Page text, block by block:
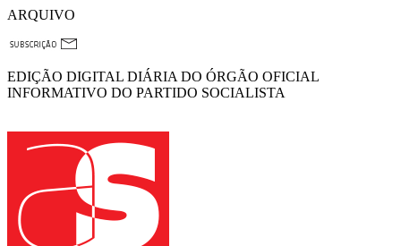
ARQUIVO
EDIÇÃO DIGITAL DIÁRIA DO ÓRGÃO OFICIAL
INFORMATIVO DO PARTIDO SOCIALISTA